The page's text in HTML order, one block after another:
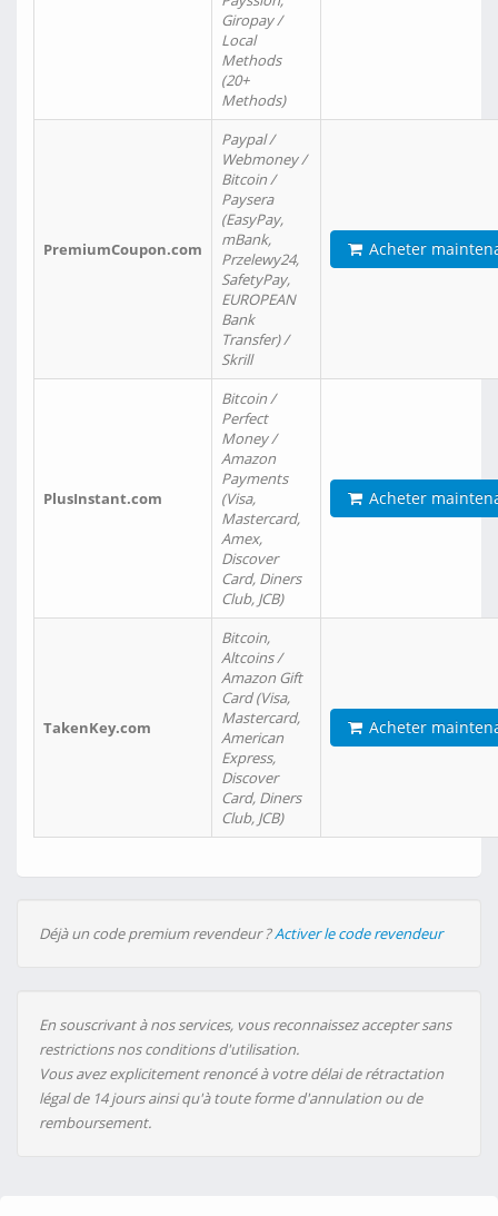
Giropay /
Local
Methods
(20+
Methods)
PremiumCoupon.com
Paypal /
Webmoney /
Bitcoin /
Paysera
(EasyPay,
mBank,
Przelewy24,
SafetyPay,
EUROPEAN
Bank
Transfer) /
Skrill
Acheter
PlusInstant.com
Bitcoin /
Perfect
Money /
Amazon
Payments
(Visa,
Mastercard,
Amex,
Discover
Card, Diners
Club, JCB)
Acheter
TakenKey.com
Bitcoin,
Altcoins /
Amazon Gift
Card (Visa,
Mastercard,
American
Express,
Discover
Card, Diners
Club, JCB)
Acheter
Déjà un code premium revendeur ?Activer le code revendeur
En souscrivant à nos services, vous reconnaissez accepter sans
restrictions nos conditions d'utilisation.
Vous avez explicitement renoncé à votre délai de rétractation
légal de 14 jours ainsi qu'à toute forme d'annulation ou de
remboursement.